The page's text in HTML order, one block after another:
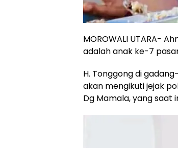
MOROWALI UTARA-
adalah anak ke-7
H. Tonggong di
akan mengikuti jejak
Dg Mamala, yang saat